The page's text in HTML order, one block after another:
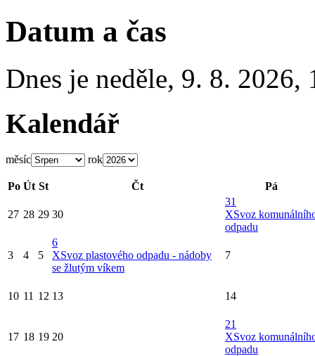
Datum a čas
Dnes je neděle, 9. 8. 2026,
Kalendář
měsíc rok
Po Út St Čt Pá
27 28 29 30
31
XSvoz
odpadu
3 4 5
6
XSvoz plastového odpadu - nádoby
se žlutým víkem
7
10 11 12 13 14
17 18 19 20
21
XSvoz
odpadu